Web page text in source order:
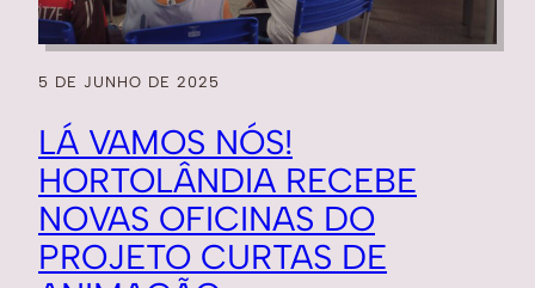
5 DE JUNHO DE 2025
LÁ VAMOS NÓS!
HORTOLÂNDIA RECEBE
NOVAS OFICINAS DO
PROJETO CURTAS DE